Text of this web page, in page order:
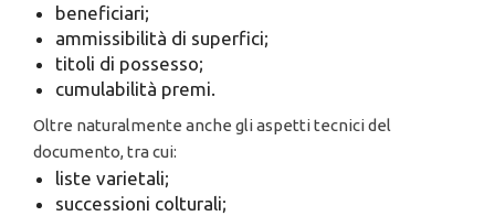
beneficiari;
ammissibilità di superfici;
titoli di possesso;
cumulabilità premi.
Oltre naturalmente anche gli aspetti tecnici del
documento, tra cui:
liste varietali;
successioni colturali;